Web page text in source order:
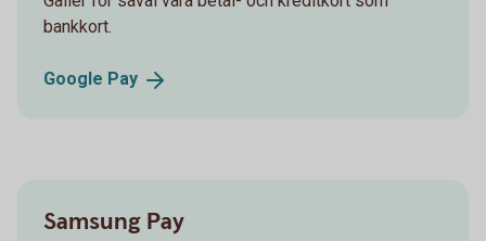
bankkort.
Google Pay
Samsung Pay